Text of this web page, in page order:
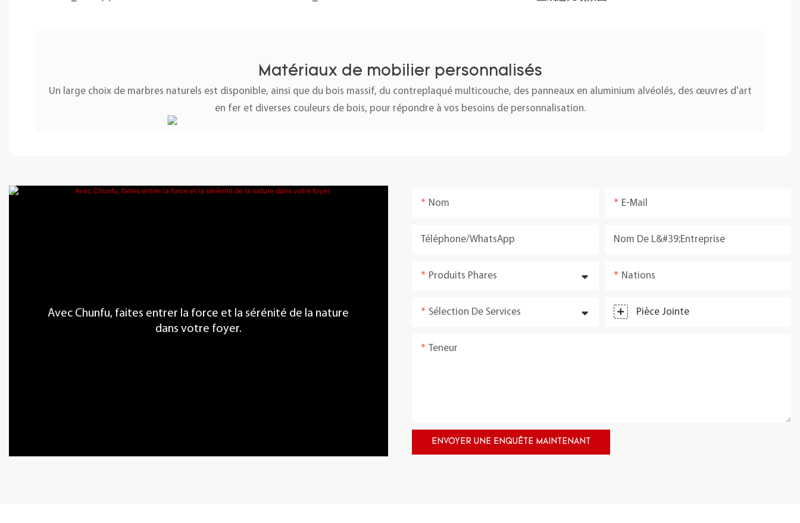
Matériaux de mobilier personnalisés
Un large choix de marbres naturels est disponible, ainsi que du bois massif, du contreplaqué multicouche, des panneaux en aluminium alvéolés, des œuvres d'art
en fer et diverses couleurs de bois, pour répondre à vos besoins de personnalisation.
Avec Chunfu, faites entrer la force et la sérénité de la nature
dans votre foyer.
Nom E-Mail
Téléphone/WhatsApp Nom De L&#39;entreprise
Produits Phares Nations
Sélection De Services Pièce Jointe
Teneur
ENVOYER UNE ENQUÊTE MAINTENANT